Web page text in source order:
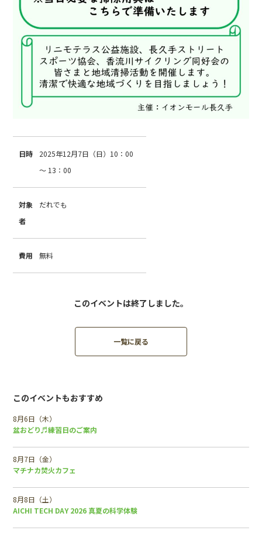
日時
2025年12月7日（日）10：00
～ 13：00
対象
者
だれでも
費用 無料
このイベントは終了しました。
一覧に戻る
このイベントもおすすめ
8月6日（木）
盆おどり♬練習日のご案内
8月7日（金）
マチナカ焚火カフェ
8月8日（土）
AICHI TECH DAY 2026 真夏の科学体験